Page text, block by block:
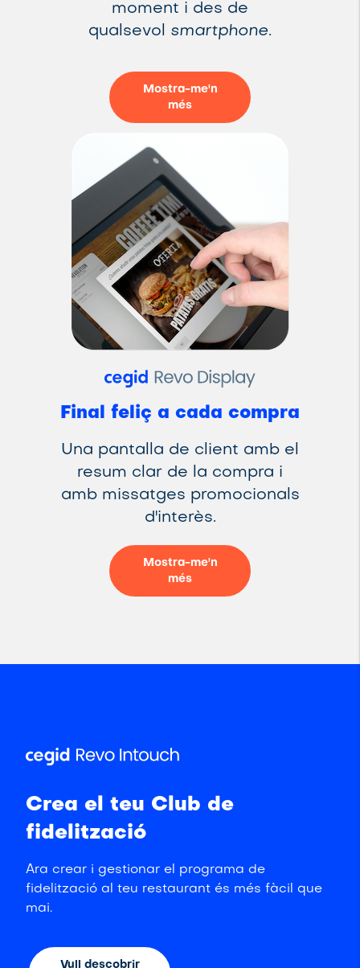
moment i des de
qualsevol smartphone.
Mostra-me'n
més
Final feliç a cada compra
Una pantalla de client amb el
resum clar de la compra i
amb missatges promocionals
d'interès.
Mostra-me'n
més
Crea el teu Club de
fidelització
Ara crear i gestionar el programa de
fidelització al teu restaurant és més fàcil que
mai.
Vull descobrir